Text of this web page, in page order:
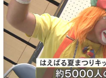
k
s